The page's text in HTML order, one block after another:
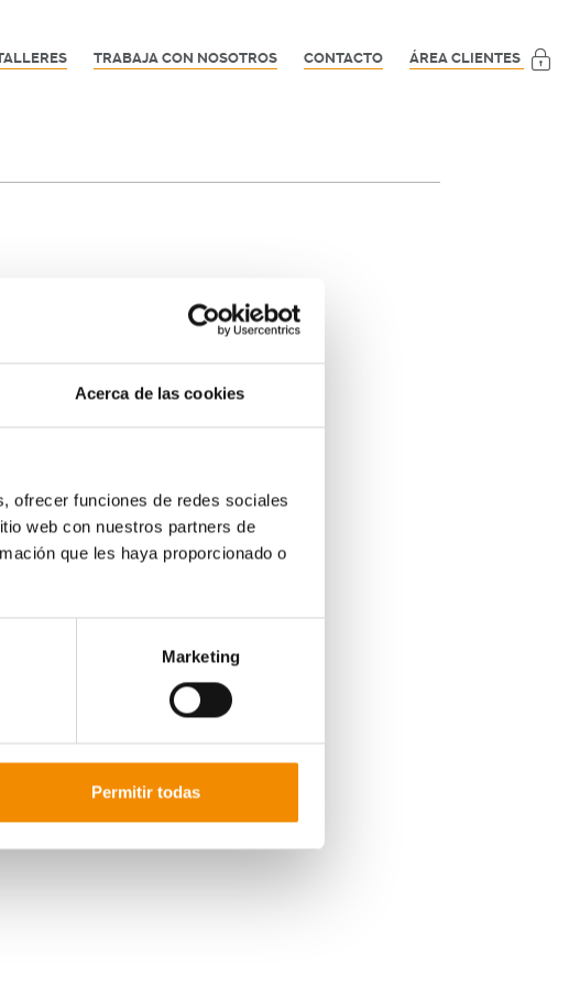
Acerca de las cookies
ofrecer funciones de redes sociales
web con nuestros partners de
que les haya proporcionado o
Marketing
Permitir todas
TRABAJA CON NOSOTROS CONTACTO ÁREA CLIENTES